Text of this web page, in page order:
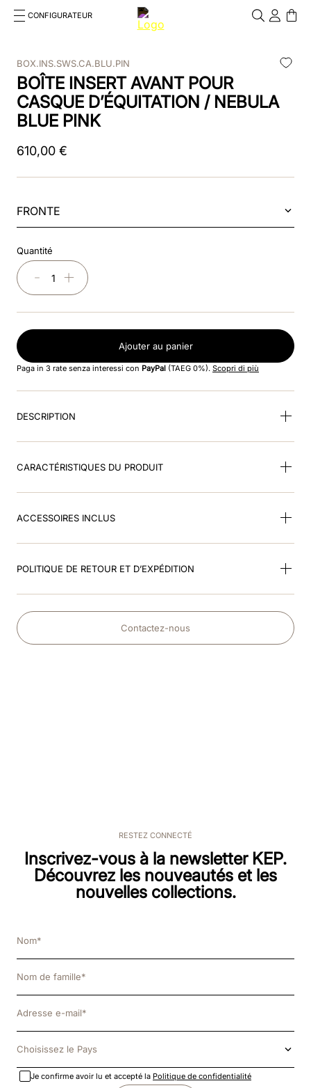
CONFIGURATEUR
RECHERCHES FRÉQUENTES
1.casque
5.cromo 1
6.insert
polo visor
BOX.INS.SWS.CA.BLU.PIN
BOÎTE INSERT AVANT POUR
CASQUE D’ÉQUITATION / NEBULA
BLUE PINK
610,00 €
FRONTE
Quantité
＋
－
Ajouter au panier
Paga in 3 rate senza interessi con PayPal (TAEG 0%). Scopri di più
DESCRIPTION
CARACTÉRISTIQUES DU PRODUIT
ACCESSOIRES INCLUS
POLITIQUE DE RETOUR ET D’EXPÉDITION
Contactez-nous
RESTEZ CONNECTÉ
Inscrivez-vous à la newsletter KEP.
Découvrez les nouveautés et les
nouvelles collections.
Choisissez le Pays
Je confirme avoir lu et accepté la Politique de confidentialité